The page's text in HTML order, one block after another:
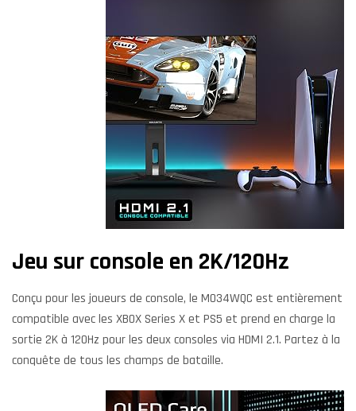
Jeu sur console en 2K/120Hz
Conçu pour les joueurs de console, le MO34WQC est entièrement
compatible avec les XBOX Series X et PS5 et prend en charge la
sortie 2K à 120Hz pour les deux consoles via HDMI 2.1. Partez à la
conquête de tous les champs de bataille.